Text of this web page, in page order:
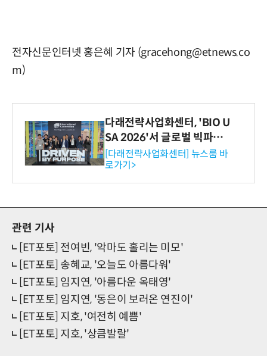
전자신문인터넷 홍은혜 기자 (gracehong@etnews.co
m)
다래전략사업화센터, 'BIO U
SA 2026'서 글로벌 빅파마
와의 비즈니스 미팅 지원…K
-바이오 해외 진출 교두보 확
보
[다래전략사업화센터] 뉴스룸 바
로가기>
관련 기사
[ET포토] 전여빈, '악마도 홀리는 미모'
[ET포토] 송혜교, '오늘도 아름다워'
[ET포토] 임지연, '아름다운 옥태영'
[ET포토] 임지연, '동은이 보러온 연진이'
[ET포토] 지호, '여전히 예쁨'
[ET포토] 지호, '상큼발랄'